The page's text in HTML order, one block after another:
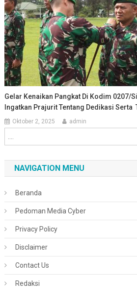
Gelar Kenaikan Pangkat Di Kodim 0207/
Ingatkan Prajurit Tentang Dedikasi Serta
Oktober 2, 2025 admin
NAVIGATION MENU
Beranda
Pedoman Media Cyber
Privacy Policy
Disclaimer
Contact Us
Redaksi